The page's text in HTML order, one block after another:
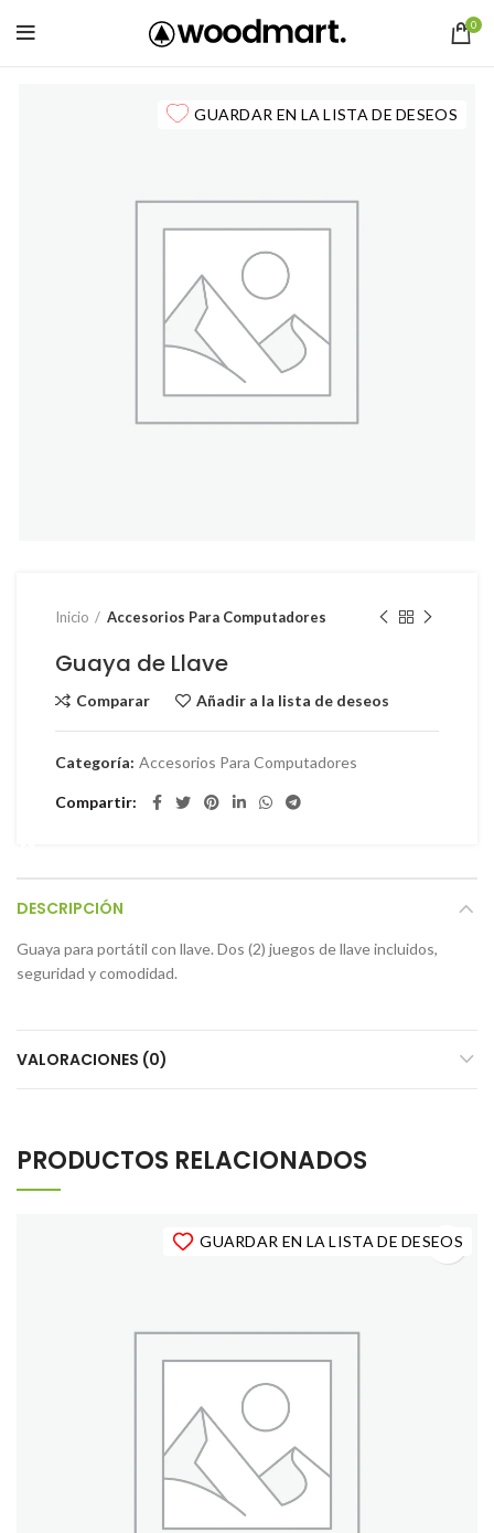
0
GUARDAR EN LA LISTA DE DESEOS
Inicio Accesorios Para Computadores
Guaya de Llave
Comparar Añadir a la lista de deseos
Categoría: Accesorios Para Computadores
Compartir
DESCRIPCIÓN
Guaya para portátil con llave. Dos (2) juegos de llave incluidos,
seguridad y comodidad.
VALORACIONES (0)
PRODUCTOS RELACIONADOS
GUARDAR EN LA LISTA DE DESEOS
Instagram
Facebook